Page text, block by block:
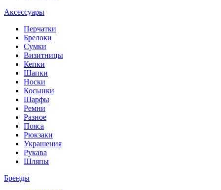
Аксессуары
Перчатки
Брелоки
Сумки
Визитницы
Кепки
Шапки
Носки
Косынки
Шарфы
Ремни
Разное
Пояса
Рюкзаки
Украшения
Рукава
Шляпы
Бренды